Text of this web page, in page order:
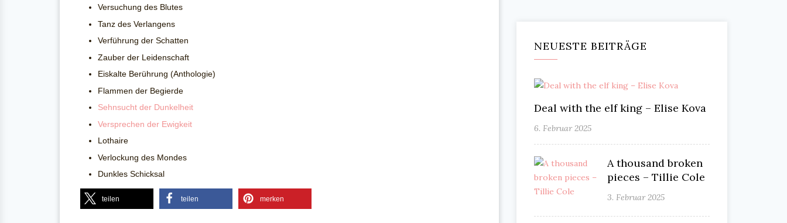
Versuchung des Blutes
Tanz des Verlangens
Verführung der Schatten
Zauber der Leidenschaft
Eiskalte Berührung (Anthologie)
Flammen der Begierde
Sehnsucht der Dunkelheit
Versprechen der Ewigkeit
Lothaire
Verlockung des Mondes
Dunkles Schicksal
teilen teilen merken
NEUESTE BEITRÄGE
Deal with the elf king – Elise Kova
6. Februar 2025
A thousand broken
pieces – Tillie Cole
3. Februar 2025